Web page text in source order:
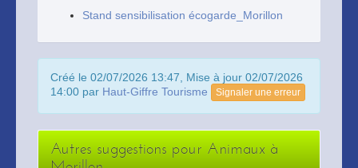
Stand sensibilisation écogarde_Morillon
Créé le 02/07/2026 13:47, Mise à jour 02/07/2026
14:00 par Haut-Giffre Tourisme Signaler une erreur
Autres suggestions pour Animaux à